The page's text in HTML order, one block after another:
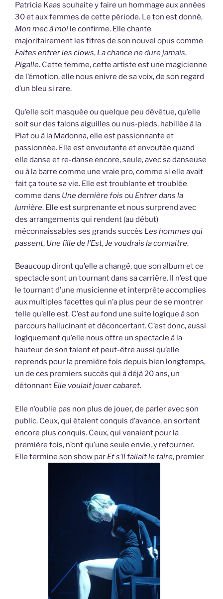
Patricia Kaas souhaite y faire un hommage aux années
30 et aux femmes de cette période. Le ton est donné,
Mon mec à moi le confirme. Elle chante
majoritairement les titres de son nouvel opus comme
Faites entrer les clows, La chance ne dure jamais,
Pigalle. Cette femme, cette artiste est une magicienne
de l’émotion, elle nous enivre de sa voix, de son regard
d’un bleu si rare.
Qu’elle soit masquée ou quelque peu dévêtue, qu’elle
soit sur des talons aiguilles ou nus-pieds, habillée à la
Piaf ou à la Madonna, elle est passionnante et
passionnée. Elle est envoutante et envoutée quand
elle danse et re-danse encore, seule, avec sa danseuse
ou à la barre comme une vraie pro, comme si elle avait
fait ça toute sa vie. Elle est troublante et troublée
comme dans Une dernière fois ou Entrer dans la
lumière. Elle est surprenante et nous surprend avec
des arrangements qui rendent (au début)
méconnaissables ses grands succès Les hommes qui
passent, Une fille de l’Est,Je voudrais la connaitre.
Beaucoup diront qu’elle a changé, que son album et ce
spectacle sont un tournant dans sa carrière. Il n’est que
le tournant d’une musicienne et interprète accomplies
aux multiples facettes qui n’a plus peur de se montrer
telle qu’elle est. C’est au fond une suite logique à son
parcours hallucinant et déconcertant. C’est donc, aussi
logiquement qu’elle nous offre un spectacle à la
hauteur de son talent et peut-être aussi qu’elle
reprends pour la première fois depuis bien longtemps,
un de ces premiers succès qui à déjà 20 ans, un
détonnant Elle voulait jouer cabaret.
Elle n’oublie pas non plus de jouer, de parler avec son
public. Ceux, qui étaient conquis d’avance, en sortent
encore plus conquis. Ceux, qui venaient pour la
première fois, n’ont qu’une seule envie, y retourner.
Elle termine son show par Et s’il fallait le faire, premier